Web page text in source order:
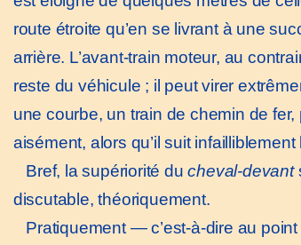
route étroite qu’en se livrant à une
arrière. L’avant-train moteur, au
reste du véhicule ; il peut virer
une courbe, un train de chemin de
aisément, alors qu’il suit
Bref, la supériorité ducheval-devant
discutable, théoriquement.
Pratiquement — c’est-à-dire au